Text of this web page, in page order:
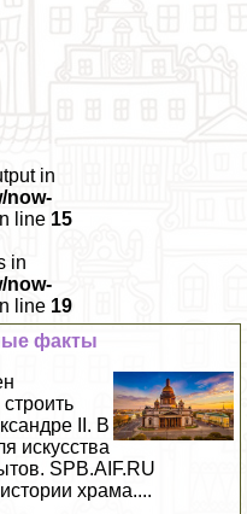
in
now-
line 15
in
now-
line 19
факты
II. В
искусства
SPB.AIF.RU
храма....